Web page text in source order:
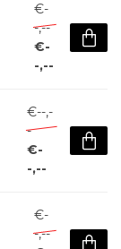
€-
-,--
€-
-,--
€--,-
-
€-
-,--
€-
-,--